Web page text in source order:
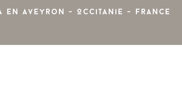
en Aveyron - Occitanie - France